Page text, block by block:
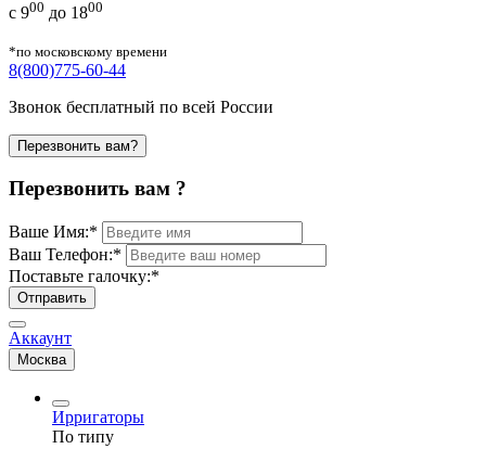
с 900 до 1800
*по московскому времени
8(800)775-60-44
Звонок бесплатный по всей России
Перезвонить вам?
Перезвонить вам ?
Ваше Имя:*
Ваш Телефон:*
Поставьте галочку:*
Отправить
Аккаунт
Москва
Ирригаторы
По типу